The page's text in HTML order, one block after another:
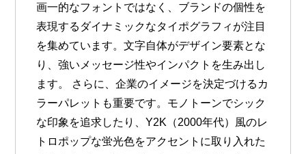
画一的なフォントではなく、ブランドの個性を
表現する ダイナミックなタイポグラフィ が注目
を集めています。文字自体がデザイン要素とな
り、強いメッセージ性やインパクトを生み出し
ます。 さらに、企業のイメージを決定づける カ
ラーパレット も重要です。モノトーンでシック
な印象を追求したり、Y2K（2000年代）風のレ
トロポップな蛍光色をアクセントに取り入れた